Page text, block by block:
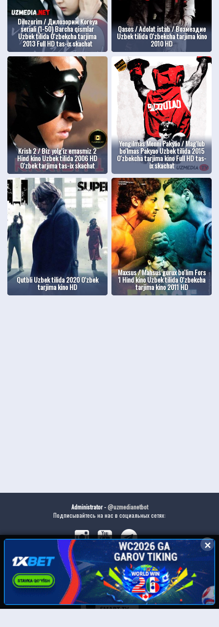
Dilozorim / Дилозорим Koreya
seriali (1-50) Barcha qismlar
Uzbek tilida O'zbekcha tarjima
2013 Full HD tas-ix skachat
Qasos / Adolat istab / Возмездие
Uzbek tilida O'zbekcha tarjima kino
2010 HD
Krish 2 / Biz yolg'iz emasmiz 2
Hind kino Uzbek tilida 2006 HD
O'zbek tarjima tas-ix skachat
Yengilmas Menni Pakyao / Mag'lub
bo'lmas Pakyao Uzbek tilida 2015
O'zbekcha tarjima kino Full HD tas-
ix skachat
Qutbli Uzbek tilida 2020 O'zbek
tarjima kino HD
Maxsus / Mahsus gurux bo'lim Fors
1 Hind kino Uzbek tilida O'zbekcha
tarjima kino 2011 HD
Administrator -@uzmedianetbot
Подписывайтесь на нас в социальных сетях:
Скачайте наше приложение:
✕
✕